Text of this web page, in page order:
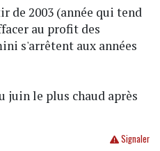
de 2003 (année qui tend
au profit des
s'arrêtent aux années
juin le plus chaud après
Signaler